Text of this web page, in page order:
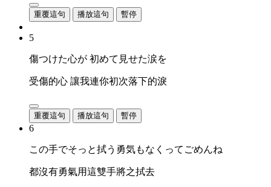
重覆這句 播放這句 暫停
5
傷つけた心が 初めて見せた涙を
受傷的心 讓我連你初次落下的淚
重覆這句 播放這句 暫停
6
この手でそっと拭う勇気もなくってごめんね
都沒有勇氣用這雙手將之拭去